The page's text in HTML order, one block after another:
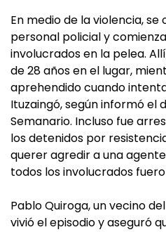
En medio de la violencia,
personal policial y
involucrados en la pelea.
de 28 años en el lugar,
aprehendido cuando
Ituzaingó, según informó el
Semanario. Incluso fue
los detenidos por
querer agredir a una
todos los involucrados
Pablo Quiroga, un vecino
vivió el episodio y aseguró